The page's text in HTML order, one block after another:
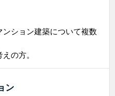
ション建築について複数
の方。
ン